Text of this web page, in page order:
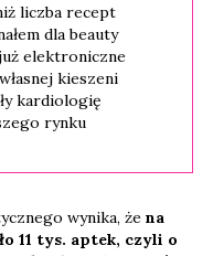
liczba recept
dla beauty
elektroniczne
kieszeni
kardiologię
rynku
wynika, że na
11 tys. aptek, czyli o